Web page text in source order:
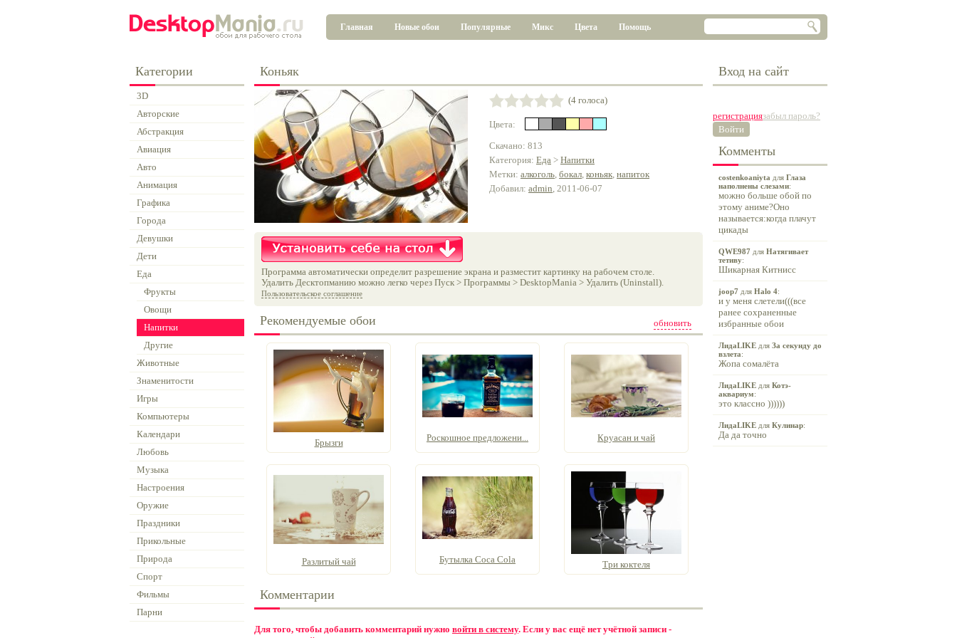
Главная Новые обои Популярные Микс Цвета Помощь
Категории
3D
Авторские
Абстракция
Авиация
Авто
Анимация
Графика
Города
Девушки
Дети
Еда
Фрукты
Овощи
Напитки
Другие
Животные
Знаменитости
Игры
Компьютеры
Календари
Любовь
Музыка
Настроения
Оружие
Праздники
Прикольные
Природа
Спорт
Фильмы
Парни
Коньяк
(4 голоса)
Цвета:
Скачано: 813
Категория: Еда > Напитки
Метки: алкоголь, бокал, коньяк, напиток
Добавил: admin, 2011-06-07
Программа автоматически определит разрешение экрана и разместит картинку на рабочем столе.
Удалить Десктопманию можно легко через Пуск > Программы > DesktopMania > Удалить (Uninstall).
Пользовательское соглашение
обновить
Рекомендуемые обои
Брызги Роскошное предложени... Круасан и чай
Разлитый чай Бутылка Coca Cola Три коктеля
Комментарии
Для того, чтобы добавить комментарий нужно войти в систему. Если у вас ещё нет учётной записи -
Вход на сайт
регистрациязабыл пароль?
Войти
Комменты
costenkoaniyta для Глаза
наполнены слезами:
можно больше обой по
этому аниме?Оно
называется:когда плачут
цикады
QWE987 для Натягивает
тетиву:
Шикарная Китнисс
joop7 для Halo 4:
и у меня слетели(((все
ранее сохраненные
избранные обои
ЛидаLIKE для За секунду до
взлета:
Жопа сомалёта
ЛидаLIKE для Котэ-
аквариум:
это классно ))))))
ЛидаLIKE для Кулинар:
Да да точно